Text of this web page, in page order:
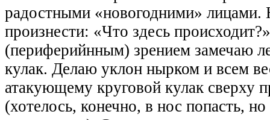
радостными «новогодними» лицами.
произнести: «Что здесь
(периферийнным) зрением замечаю
кулак. Делаю уклон нырком и всем
атакующему круговой кулак сверху
(хотелось, конечно, в нос попасть,